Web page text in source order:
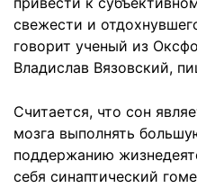
свежести и
говорит ученый из
Владислав Вязовский,
Считается, что сон
мозга выполнять
поддержанию
себя синаптический